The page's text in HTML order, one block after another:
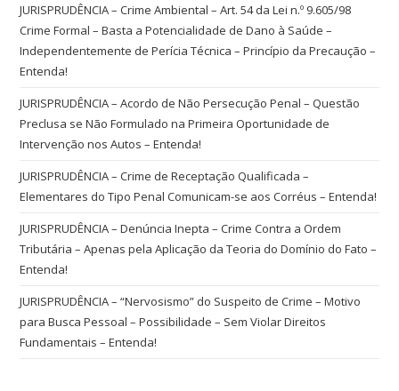
JURISPRUDÊNCIA – Crime Ambiental – Art. 54 da Lei n.º 9.605/98
Crime Formal – Basta a Potencialidade de Dano à Saúde –
Independentemente de Perícia Técnica – Princípio da Precaução –
Entenda!
JURISPRUDÊNCIA – Acordo de Não Persecução Penal – Questão
Preclusa se Não Formulado na Primeira Oportunidade de
Intervenção nos Autos – Entenda!
JURISPRUDÊNCIA – Crime de Receptação Qualificada –
Elementares do Tipo Penal Comunicam-se aos Corréus – Entenda!
JURISPRUDÊNCIA – Denúncia Inepta – Crime Contra a Ordem
Tributária – Apenas pela Aplicação da Teoria do Domínio do Fato –
Entenda!
JURISPRUDÊNCIA – “Nervosismo” do Suspeito de Crime – Motivo
para Busca Pessoal – Possibilidade – Sem Violar Direitos
Fundamentais – Entenda!